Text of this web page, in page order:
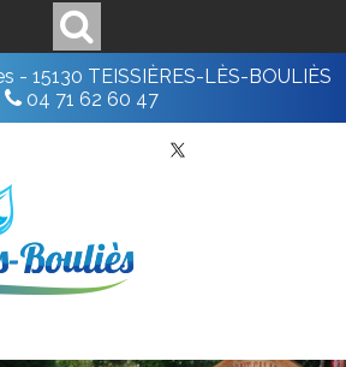
- 15130 TEISSIÈRES-LÈS-BOULIÈS
04 71 62 60 47